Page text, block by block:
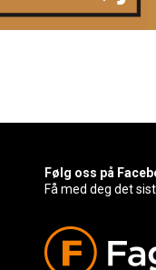
Følg oss på
Få med deg det